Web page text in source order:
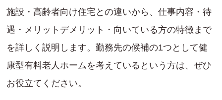
施設・高齢者向け住宅との違いから、仕事内容・待
遇・メリットデメリット・向いている方の特徴まで
を詳しく説明します。勤務先の候補の1つとして健
康型有料老人ホームを考えているという方は、ぜひ
お役立てください。